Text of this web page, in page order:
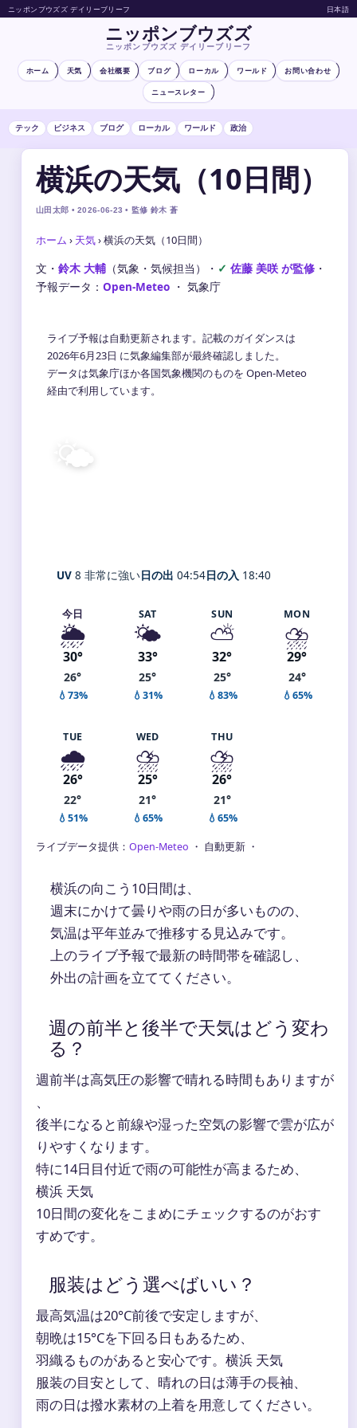
ニッポンブウズズ デイリーブリーフ 日本語
ニッポンブウズズ
ニッポンブウズズ デイリーブリーフ
ホーム 天気 会社概要 ブログ ローカル ワールド お問い合わせ
ニュースレター
テック ビジネス ブログ ローカル ワールド 政治
横浜の天気（10日間）
山田太郎 • 2026-06-23 • 監修 鈴木 蒼
ホーム › 天気›横浜の天気（10日間）
文・ 鈴木 大輔 （気象・気候担当） ・ 佐藤 美咲 が監修 ・
予報データ： Open-Meteo ・ 気象庁
ライブ予報は自動更新されます。記載のガイダンスは
2026年6月23日 に気象編集部が最終確認しました。
データは気象庁ほか各国気象機関のものを Open-Meteo
経由で利用しています。
🌤️
UV 8 非常に強い日の出 04:54日の入 18:40
今日
🌦️
30°
26°
💧73%
SAT
🌤️
33°
25°
💧31%
SUN
⛅
32°
25°
💧83%
MON
⛈️
29°
24°
💧65%
TUE
🌧️
26°
22°
💧51%
WED
⛈️
25°
21°
💧65%
THU
⛈️
26°
21°
💧65%
ライブデータ提供： Open-Meteo ・ 自動更新 ・
横浜の向こう10日間は、
週末にかけて曇りや雨の日が多いものの、
気温は平年並みで推移する見込みです。
上のライブ予報で最新の時間帯を確認し、
外出の計画を立ててください。
週の前半と後半で天気はどう変わ
る？
週前半は高気圧の影響で晴れる時間もありますが
、
後半になると前線や湿った空気の影響で雲が広が
りやすくなります。
特に14日目付近で雨の可能性が高まるため、
横浜 天気
10日間の変化をこまめにチェックするのがおす
すめです。
服装はどう選べばいい？
最高気温は20°C前後で安定しますが、
朝晩は15°Cを下回る日もあるため、
羽織るものがあると安心です。横浜 天気
服装の目安として、晴れの日は薄手の長袖、
雨の日は撥水素材の上着を用意してください。